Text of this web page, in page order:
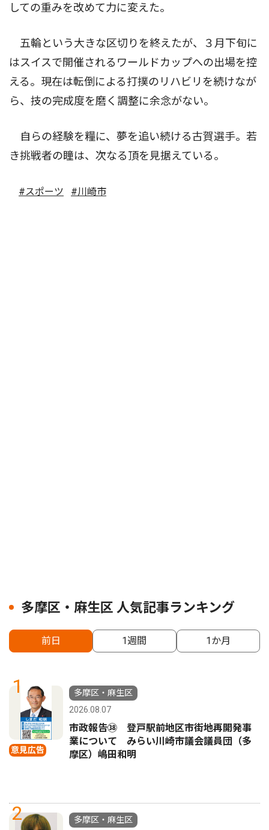
しての重みを改めて力に変えた。
五輪という大きな区切りを終えたが、３月下旬に
はスイスで開催されるワールドカップへの出場を控
える。現在は転倒による打撲のリハビリを続けなが
ら、技の完成度を磨く調整に余念がない。
自らの経験を糧に、夢を追い続ける古賀選手。若
き挑戦者の瞳は、次なる頂を見据えている。
#スポーツ #川崎市
多摩区・麻生区 人気記事ランキング
前日 1週間 1か月
1
意見広告
多摩区・麻生区
2026.08.07
市政報告㊳ 登戸駅前地区市街地再開発事
業について みらい川崎市議会議員団（多
摩区）嶋田和明
2
多摩区・麻生区